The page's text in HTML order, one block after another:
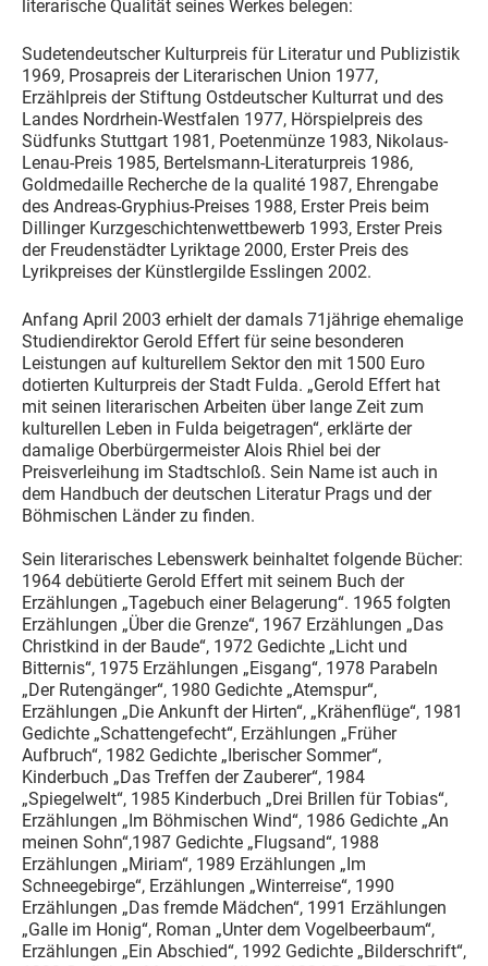
literarische Qualität seines Werkes belegen:
Sudetendeutscher Kulturpreis für Literatur und Publizistik
1969, Prosapreis der Literarischen Union 1977,
Erzählpreis der Stiftung Ostdeutscher Kulturrat und des
Landes Nordrhein-Westfalen 1977, Hörspielpreis des
Südfunks Stuttgart 1981, Poetenmünze 1983, Nikolaus-
Lenau-Preis 1985, Bertelsmann-Literaturpreis 1986,
Goldmedaille Recherche de la qualité 1987, Ehrengabe
des Andreas-Gryphius-Preises 1988, Erster Preis beim
Dillinger Kurzgeschichtenwettbewerb 1993, Erster Preis
der Freudenstädter Lyriktage 2000, Erster Preis des
Lyrikpreises der Künstlergilde Esslingen 2002.
Anfang April 2003 erhielt der damals 71jährige ehemalige
Studiendirektor Gerold Effert für seine besonderen
Leistungen auf kulturellem Sektor den mit 1500 Euro
dotierten Kulturpreis der Stadt Fulda. „Gerold Effert hat
mit seinen literarischen Arbeiten über lange Zeit zum
kulturellen Leben in Fulda beigetragen“, erklärte der
damalige Oberbürgermeister Alois Rhiel bei der
Preisverleihung im Stadtschloß. Sein Name ist auch in
dem Handbuch der deutschen Literatur Prags und der
Böhmischen Länder zu finden.
Sein literarisches Lebenswerk beinhaltet folgende Bücher:
1964 debütierte Gerold Effert mit seinem Buch der
Erzählungen „Tagebuch einer Belagerung“. 1965 folgten
Erzählungen „Über die Grenze“, 1967 Erzählungen „Das
Christkind in der Baude“, 1972 Gedichte „Licht und
Bitternis“, 1975 Erzählungen „Eisgang“, 1978 Parabeln
„Der Rutengänger“, 1980 Gedichte „Atemspur“,
Erzählungen „Die Ankunft der Hirten“, „Krähenflüge“, 1981
Gedichte „Schattengefecht“, Erzählungen „Früher
Aufbruch“, 1982 Gedichte „Iberischer Sommer“,
Kinderbuch „Das Treffen der Zauberer“, 1984
„Spiegelwelt“, 1985 Kinderbuch „Drei Brillen für Tobias“,
Erzählungen „Im Böhmischen Wind“, 1986 Gedichte „An
meinen Sohn“,1987 Gedichte „Flugsand“, 1988
Erzählungen „Miriam“, 1989 Erzählungen „Im
Schneegebirge“, Erzählungen „Winterreise“, 1990
Erzählungen „Das fremde Mädchen“, 1991 Erzählungen
„Galle im Honig“, Roman „Unter dem Vogelbeerbaum“,
Erzählungen „Ein Abschied“, 1992 Gedichte „Bilderschrift“,